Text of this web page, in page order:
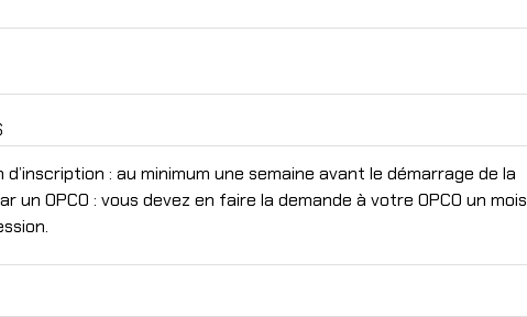
: au minimum une semaine avant le démarrage de la
un OPCO : vous devez en faire la demande à votre OPCO un mois